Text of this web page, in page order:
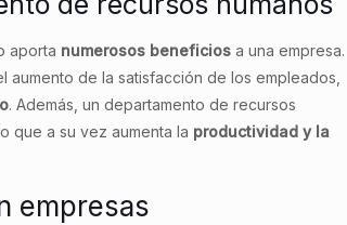
aporta numerosos beneficios a una empresa.
de la satisfacción de los empleados,
. Además, un departamento de recursos
que a su vez aumenta la productividad y la
empresas